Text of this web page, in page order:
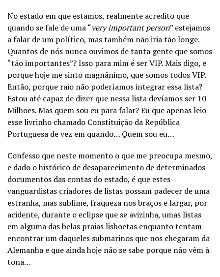
No estado em que estamos, realmente acredito que
quando se fale de uma “very important person” estejamos
a falar de um político, mas também não iria tão longe.
Quantos de nós nunca ouvimos de tanta gente que somos
“tão importantes”? Isso para mim é ser VIP. Mais digo, e
porque hoje me sinto magnânimo, que somos todos VIP.
Então, porque raio não poderíamos integrar essa lista?
Estou até capaz de dizer que nessa lista devíamos ser 10
Milhões. Mas quem sou eu para falar? Eu que apenas leio
esse livrinho chamado Constituição da República
Portuguesa de vez em quando… Quem sou eu…
Confesso que neste momento o que me preocupa mesmo,
e dado o histórico de desaparecimento de determinados
documentos das contas do estado, é que estes
vanguardistas criadores de listas possam padecer de uma
estranha, mas sublime, fraqueza nos braços e largar, por
acidente, durante o eclipse que se avizinha, umas listas
em alguma das belas praias lisboetas enquanto tentam
encontrar um daqueles submarinos que nos chegaram da
Alemanha e que ainda hoje não se sabe porque não vêm à
tona…